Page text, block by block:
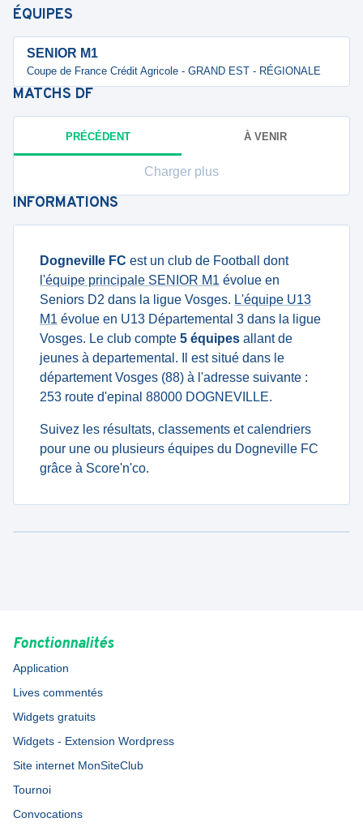
ÉQUIPES
SENIOR M1
Coupe de France Crédit Agricole - GRAND EST - RÉGIONALE
MATCHS DF
PRÉCÉDENT À VENIR
Charger plus
INFORMATIONS
Dogneville FC est un club de Football dont
l'équipe principale SENIOR M1 évolue en
Seniors D2 dans la ligue Vosges. L'équipe U13
M1 évolue en U13 Départemental 3 dans la ligue
Vosges. Le club compte 5 équipes allant de
jeunes à departemental. Il est situé dans le
département Vosges (88) à l'adresse suivante :
253 route d'epinal 88000 DOGNEVILLE.
Suivez les résultats, classements et calendriers
pour une ou plusieurs équipes du Dogneville FC
grâce à Score'n'co.
Fonctionnalités
Application
Lives commentés
Widgets gratuits
Widgets - Extension Wordpress
Site internet MonSiteClub
Tournoi
Convocations